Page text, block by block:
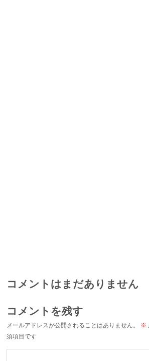
コメントはまだありません
コメントを残す
メールアドレスが公開されることはありません。 ※
須項目です